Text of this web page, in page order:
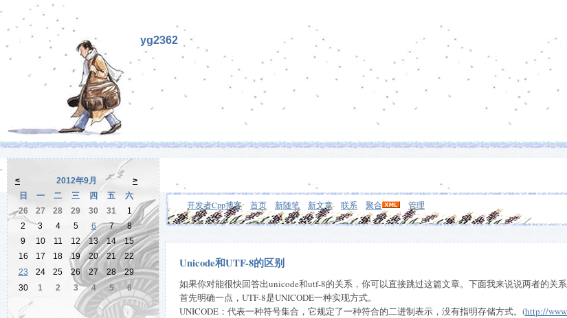
yg2362
开发者Cpp博客 首页 新随笔 新文章 联系 聚合 管理
< 2012年9月
>
日
一 二 三 四 五
六
26
27 28 29 30 31
1
2
3 4 5 6 7
8
9
10 11 12 13 14
15
16
17 18 19 20 21
22
23
24 25 26 27 28
29
30
1 2 3 4 5 6
Unicode和UTF-8的区别
如果你对能很快回答出unicode和utf-8的关系，你可以直接跳过这篇文章。下面我来说说两者的关
首先明确一点，UTF-8是UNICODE一种实现方式。
UNICODE：代表一种符号集合，它规定了一种符合的二进制表示，没有指明存储方式。(http://